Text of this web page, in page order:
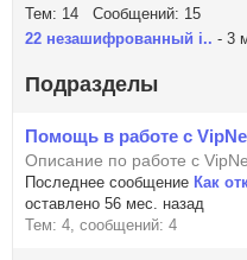
Тем: 14 Сообщений: 15
22 незашифрованный i.. - 3
Подразделы
Помощь в работе с
Описание по работе с
Последнее сообщение Как
оставлено 56 мес. назад
Тем: 4, сообщений: 4